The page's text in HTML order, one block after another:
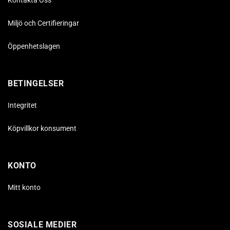
Miljö och Certifieringar
Öppenhetslagen
BETINGELSER
Integritet
Köpvillkor konsument
KONTO
Mitt konto
SOSIALE MEDIER